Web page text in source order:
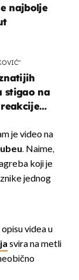
najbolje
stigao na
je video na
. Naime,
koji je
jednog
videa u
svira na metli